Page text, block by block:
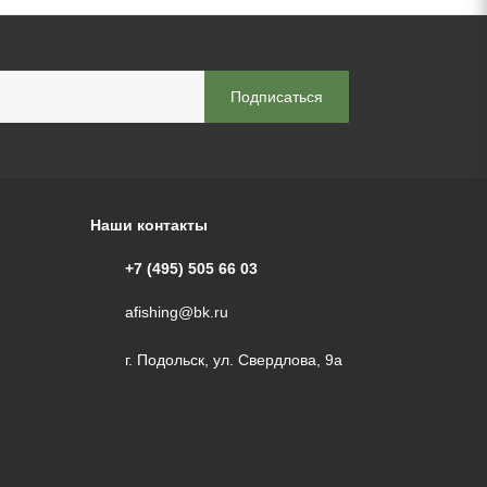
Наши контакты
+7 (495) 505 66 03
afishing@bk.ru
г. Подольск, ул. Свердлова, 9а